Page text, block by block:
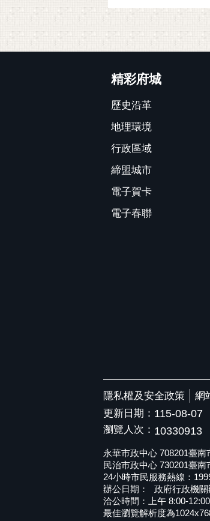
精彩府城
歷史沿革
地理環境
行政區域
締盟城市
電子賀卡
電子春聯
隱私權及安全政策 網
更新日期： 115-08-07
瀏覽人次： 10330913
永華市政中心 708201臺
民治市政中心 730201臺
24小時市民服務熱線：
辦公日期：
政府行政機
洽公時間：上午 8:00-
最佳瀏覽解析度為